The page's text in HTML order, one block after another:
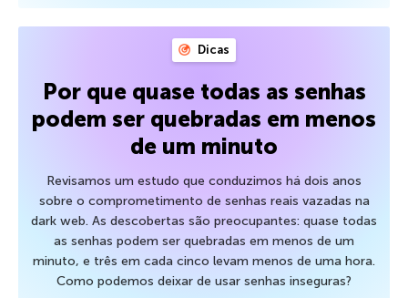
Dicas
Por que quase todas as senhas
podem ser quebradas em menos
de um minuto
Revisamos um estudo que conduzimos há dois anos
sobre o comprometimento de senhas reais vazadas na
dark web. As descobertas são preocupantes: quase todas
as senhas podem ser quebradas em menos de um
minuto, e três em cada cinco levam menos de uma hora.
Como podemos deixar de usar senhas inseguras?